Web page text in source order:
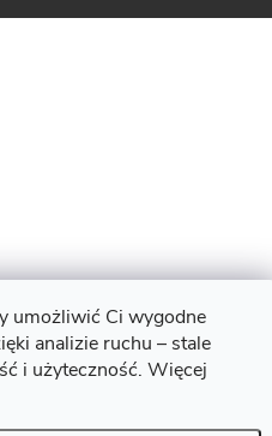
umożliwić Ci wygodne
analizie ruchu – stale
i użyteczność. Więcej